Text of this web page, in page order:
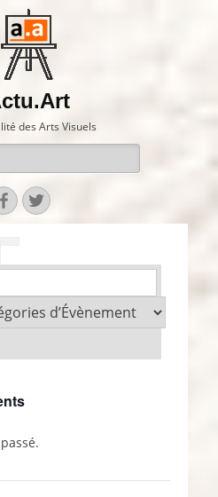
des Arts Visuels
Facebook
Twitter